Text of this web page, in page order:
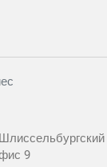
Шлиссельбургский
9